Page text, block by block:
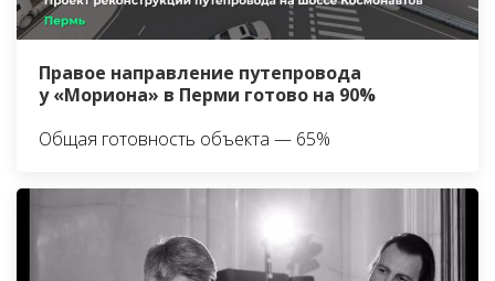
Правое направление путепровода
у «Мориона» в Перми готово на 90%
Общая готовность объекта — 65%